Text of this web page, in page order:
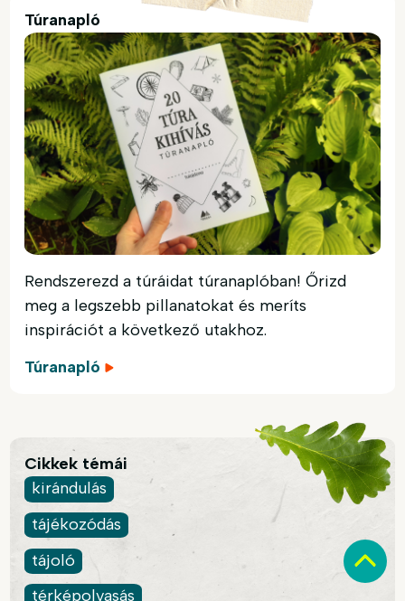
Túranapló
Rendszerezd a túráidat túranaplóban! Őrizd
meg a legszebb pillanatokat és meríts
inspirációt a következő utakhoz.
Túranapló
Cikkek témái
kirándulás
tájékozódás
tájoló
térképolvasás